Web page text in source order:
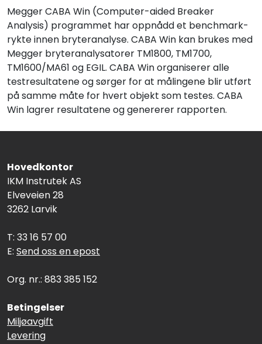
Megger CABA Win (Computer-aided Breaker
Analysis) programmet har oppnådd et benchmark-
rykte innen bryteranalyse. CABA Win kan brukes med
Megger bryteranalysatorer TM1800, TM1700,
TM1600/MA61 og EGIL. CABA Win organiserer alle
testresultatene og sørger for at målingene blir utført
på samme måte for hvert objekt som testes. CABA
Win lagrer resultatene og genererer rapporten.
Hovedkontor
IKM Instrutek AS
Elveveien 28
3262 Larvik
T: 33 16 57 00
E: Send oss en epost
Org. nr.: 883 385 152
Betingelser
Miljøavgift
Levering